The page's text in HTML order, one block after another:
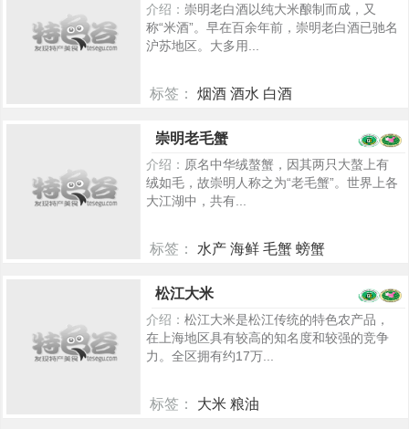
介绍： 崇明老白酒以纯大米酿制而成，又
称“米酒”。早在百余年前，崇明老白酒已驰名
沪苏地区。大多用...
标签： 烟酒 酒水 白酒
崇明老毛蟹
介绍： 原名中华绒螯蟹，因其两只大螯上有
绒如毛，故崇明人称之为“老毛蟹”。世界上各
大江湖中，共有...
标签： 水产 海鲜 毛蟹 螃蟹
松江大米
介绍： 松江大米是松江传统的特色农产品，
在上海地区具有较高的知名度和较强的竞争
力。全区拥有约17万...
标签： 大米 粮油